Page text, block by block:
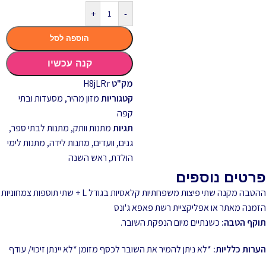
-
+
הוספה לסל
קנה עכשיו
מק"טH8jLRr
קטגוריותמזון מהיר, מסעדות ובתי
קפה
תגיותמתנות וותק, מתנות לבתי ספר,
גנים, וועדים, מתנות לידה, מתנות לימי
הולדת, ראש השנה
פרטים נוספים
ההטבה מקנה שתי פיצות משפחתיות קלאסיות בגודל L + שתי תוספות צמחוניות
הזמנה מאתר או אפליקציית רשת פאפא ג'ונס
תוקף הטבה: כשנתיים מיום הנפקת השובר.
הערות כלליות: *לא ניתן להמיר את השובר לכסף מזומן *לא יינתן זיכוי/ עודף